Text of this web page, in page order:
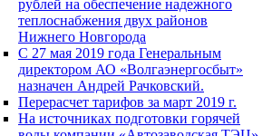
рублей на обеспечение надежного
теплоснабжения двух районов
Нижнего Новгорода
С 27 мая 2019 года Генеральным
директором АО «Волгаэнергосбыт»
назначен Андрей Рачковский.
Перерасчет тарифов за март 2019 г.
На источниках подготовки горячей